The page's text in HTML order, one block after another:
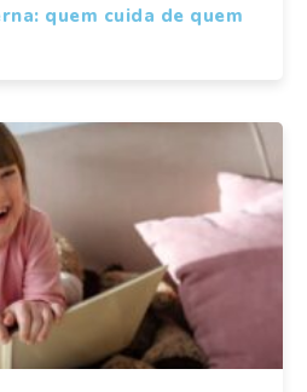
quem cuida de quem